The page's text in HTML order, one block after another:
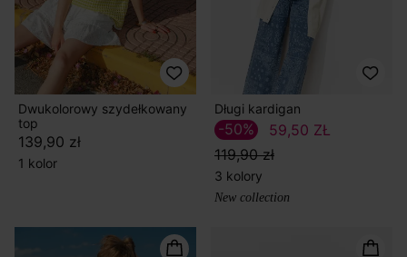
Dwukolorowy szydełkowany
top
139,90 zł
1 kolor
Długi kardigan
59,50 ZŁ
119,90 zł
-50%
3 kolory
New collection